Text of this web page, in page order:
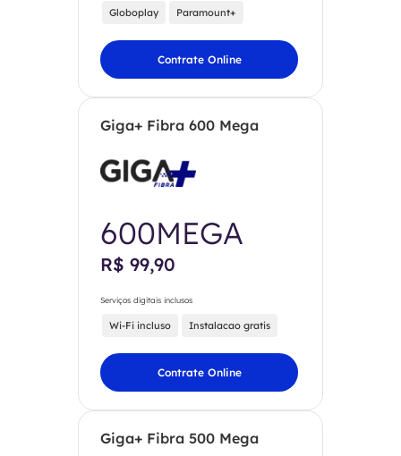
Globoplay Paramount+
Contrate Online
Giga+ Fibra 600 Mega
600MEGA
R$ 99,90
Serviços digitais inclusos
Wi-Fi incluso Instalacao gratis
Contrate Online
Giga+ Fibra 500 Mega